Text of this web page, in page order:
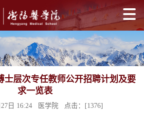
士层次专任教师公开招聘计划及要
求一览表
27日 16:24 医学院 点击：[1376]